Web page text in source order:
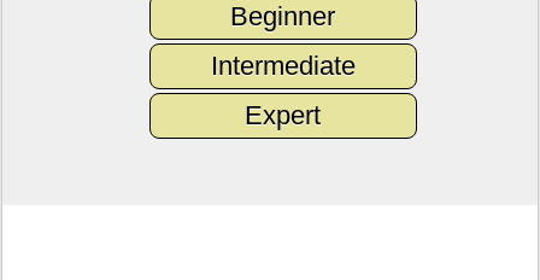
Beginner
Intermediate
Expert